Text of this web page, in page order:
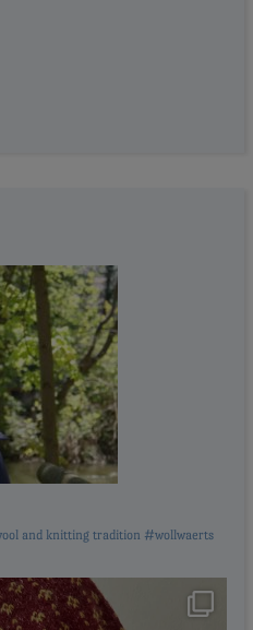
and knitting tradition #wollwaerts